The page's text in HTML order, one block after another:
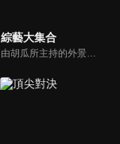
綜藝大集合
由胡瓜所主持的外景綜藝節目，秉持著「幸福好運到，獎金送夠夠」的精神，和眾多藝人與鄉親同樂玩遊戲拿獎金，介紹各地的人文、美食、特產等，提供豐富多元的內容，不間斷的笑料，讓您忘卻一切煩惱、開懷大笑。